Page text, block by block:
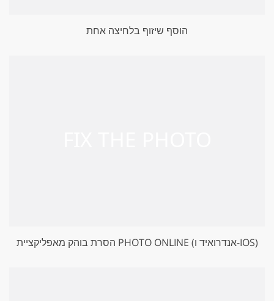
הוסף שיזוף בלחיצה אחת
הסרת בוהק מאפליקציית PHOTO ONLINE (אנדרואיד ו-IOS)